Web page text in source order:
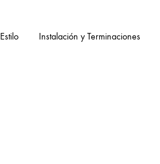
Estilo Instalación y Terminaciones